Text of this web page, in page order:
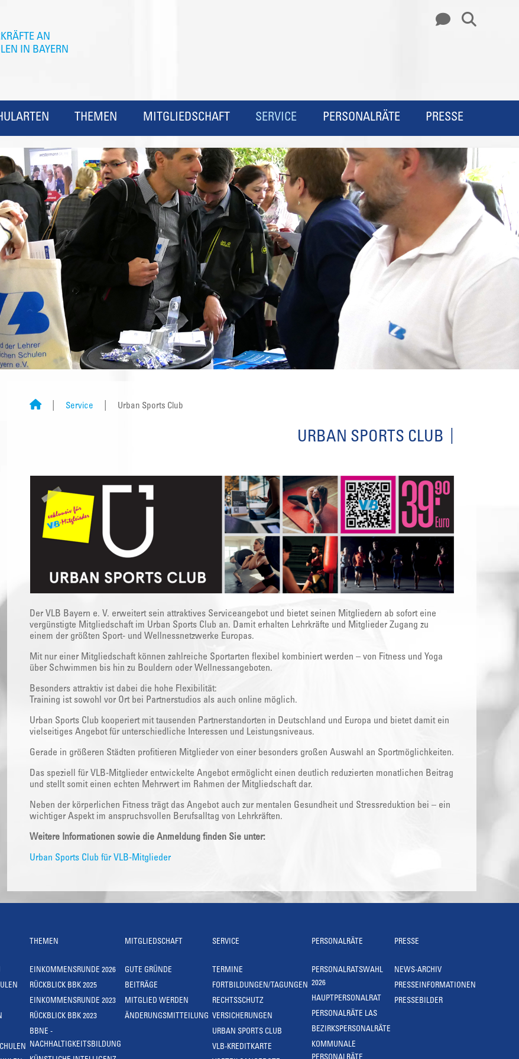
THEMEN MITGLIEDSCHAFT SERVICE PERSONALRÄTE PRESSE
Service Urban Sports Club
URBAN SPORTS CLUB
Der VLB Bayern e. V. erweitert sein attraktives Serviceangebot und bietet seinen Mitgliedern ab sofort eine
vergünstigte Mitgliedschaft im Urban Sports Club an. Damit erhalten Lehrkräfte und Mitglieder Zugang zu
einem der größten Sport- und Wellnessnetzwerke Europas.
Mit nur einer Mitgliedschaft können zahlreiche Sportarten flexibel kombiniert werden – von Fitness und Yoga
über Schwimmen bis hin zu Bouldern oder Wellnessangeboten.
Besonders attraktiv ist dabei die hohe Flexibilität:
Training ist sowohl vor Ort bei Partnerstudios als auch online möglich.
Urban Sports Club kooperiert mit tausenden Partnerstandorten in Deutschland und Europa und bietet damit ein
vielseitiges Angebot für unterschiedliche Interessen und Leistungsniveaus.
Gerade in größeren Städten profitieren Mitglieder von einer besonders großen Auswahl an Sportmöglichkeiten.
Das speziell für VLB-Mitglieder entwickelte Angebot ermöglicht einen deutlich reduzierten monatlichen Beitrag
und stellt somit einen echten Mehrwert im Rahmen der Mitgliedschaft dar.
Neben der körperlichen Fitness trägt das Angebot auch zur mentalen Gesundheit und Stressreduktion bei – ein
wichtiger Aspekt im anspruchsvollen Berufsalltag von Lehrkräften.
Weitere Informationen sowie die Anmeldung finden Sie unter:
Urban Sports Club für VLB-Mitglieder
THEMEN
EINKOMMENSRUNDE 2026
RÜCKBLICK BBK 2025
EINKOMMENSRUNDE 2023
RÜCKBLICK BBK 2023
BBNE -
NACHHALTIGKEITSBILDUNG
MITGLIEDSCHAFT
GUTE GRÜNDE
BEITRÄGE
MITGLIED WERDEN
ÄNDERUNGSMITTEILUNG
SERVICE
TERMINE
FORTBILDUNGEN/TAGUNGEN
RECHTSSCHUTZ
VERSICHERUNGEN
URBAN SPORTS CLUB
VLB-KREDITKARTE
PERSONALRÄTE
PERSONALRATSWAHL
2026
HAUPTPERSONALRAT
PERSONALRÄTE LAS
BEZIRKSPERSONALRÄTE
KOMMUNALE
PRESSE
NEWS-ARCHIV
PRESSEINFORMATIONEN
PRESSEBILDER